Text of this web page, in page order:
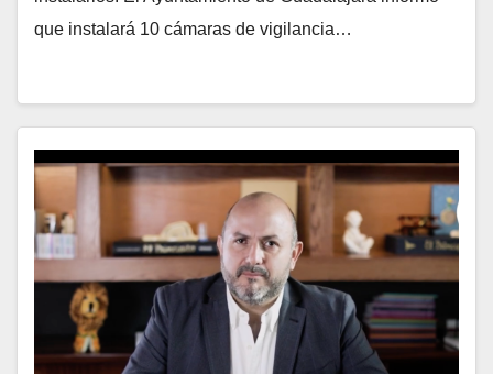
que instalará 10 cámaras de vigilancia…